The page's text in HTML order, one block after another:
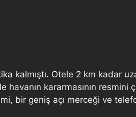
kalmıştı. Otele 2 km kadar
kararmasının resmini
bir geniş açı merceği ve